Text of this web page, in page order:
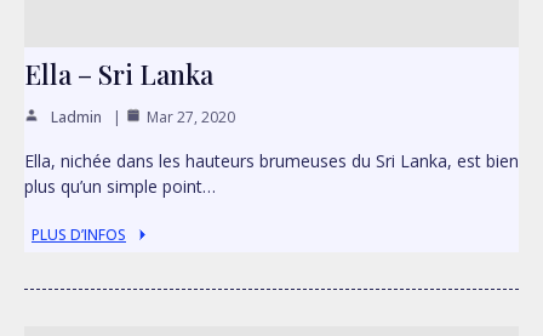
Ella – Sri Lanka
Ladmin Mar 27, 2020
Ella, nichée dans les hauteurs brumeuses du Sri Lanka, est bien
plus qu’un simple point…
PLUS D’INFOS